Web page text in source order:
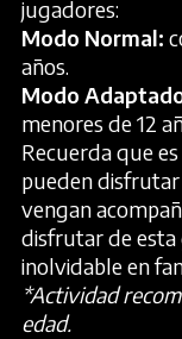
jugadores:
Modo Normal:
años.
Modo
menores de 12
Recuerda que
pueden
vengan
disfrutar de
inolvidable en
*Actividad
edad.